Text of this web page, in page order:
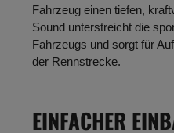
Fahrzeug einen tiefen,
Sound unterstreicht die
Fahrzeugs und sorgt für
der Rennstrecke.
EINFACHER